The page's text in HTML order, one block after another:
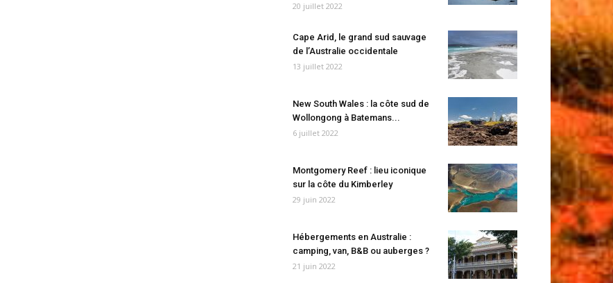
20 juillet 2022
Cape Arid, le grand sud sauvage
de l’Australie occidentale
13 juillet 2022
New South Wales : la côte sud de
Wollongong à Batemans...
6 juillet 2022
Montgomery Reef : lieu iconique
sur la côte du Kimberley
29 juin 2022
Hébergements en Australie :
camping, van, B&B ou auberges ?
21 juin 2022